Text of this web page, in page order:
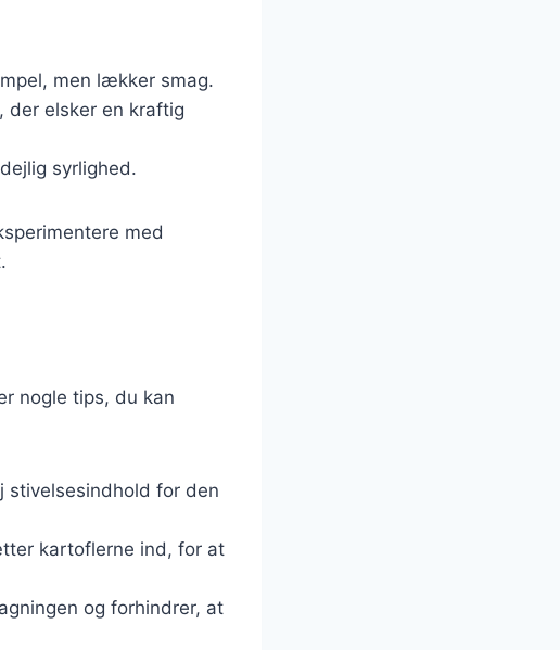
men lækker smag.
der elsker en kraftig
syrlighed.
med
nogle tips, du kan
stivelsesindhold for den
kartoflerne ind, for at
og forhindrer, at